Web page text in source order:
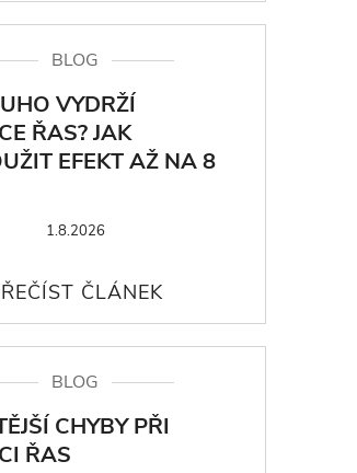
BLOG
VYDRŽÍ
ŘAS? JAK
EFEKT AŽ NA 8
1.8.2026
BLOG
CHYBY PŘI
ŘAS